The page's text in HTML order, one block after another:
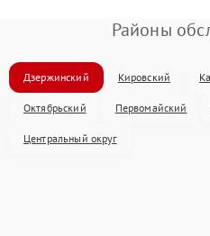
Районы
Дзержинский Кировский
Октябрьский Первомайский
Центральный округ